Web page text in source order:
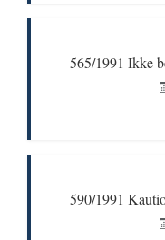
565/1991 Ikke
590/1991